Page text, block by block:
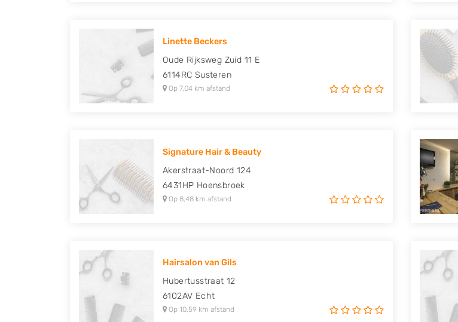
Linette Beckers
Oude Rijksweg Zuid 11 E
6114RC Susteren
Op 7,04 km afstand
Signature Hair & Beauty
Akerstraat-Noord 124
6431HP Hoensbroek
Op 8,48 km afstand
Hairsalon van Gils
Hubertusstraat 12
6102AV Echt
Op 10,59 km afstand